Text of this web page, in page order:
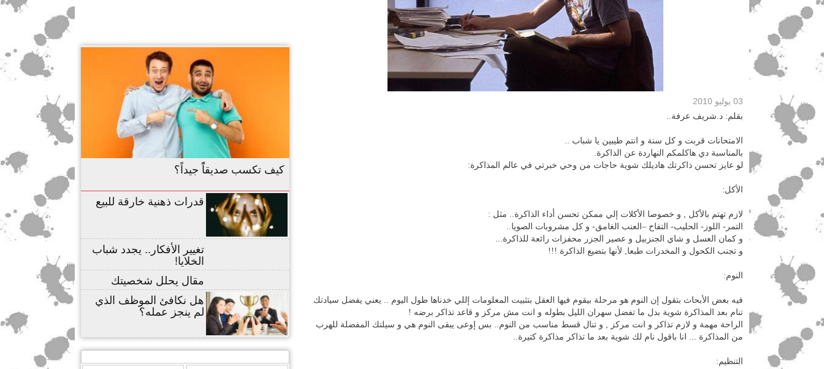
03 يوليو 2010
بقلم: د.شريف عرفة..
الامتحانات قربت و كل سنة و انتم طيبين يا شباب ..
بالمناسبة دي هاكلمكم النهاردة عن الذاكرة.
لو عايز تحسن ذاكرتك هاديلك شوية حاجات من وحي خبرتي في عالم المذاكرة:
الأكل:
لازم تهتم بالأكل , و خصوصا الأكلات إلي ممكن تحسن أداء الذاكرة.. مثل :
التمر- اللوز- الحليب- التفاح –العنب الغامق- و كل مشروبات الصويا..
و كمان العسل و شاي الجنزبيل و عصير الجزر محفزات رائعة للذاكرة...
و تجنب الكحول و المخدرات طبعا, لأنها بتضيع الذاكرة !!!
النوم:
فيه بعض الأبحاث بتقول إن النوم هو مرحلة بيقوم فيها العقل بتثبيت المعلومات إللي خدناها طول اليوم .. يعني يفضل سيادتك
تنام بعد المذاكرة شوية بدل ما تفضل سهران الليل بطوله و انت مش مركز و قاعد تذاكر برضه !
الراحة مهمة و لازم تذاكر و انت مركز , و تنال قسط مناسب من النوم.. بس إوعى يبقى النوم هي و سيلتك المفضلة للهرب
من المذاكرة ... انا باقول نام لك شوية بعد ما تذاكر مذاكرة كتيرة..
التنظيم:
كيف تكسب صديقاًً جيداً؟
قدرات ذهنية خارقة للبيع
تغيير الأفكار.. يجدد شباب
الخلايا!
مقال يحلل شخصيتك
هل نكافئ الموظف الذي
لم ينجز عمله؟